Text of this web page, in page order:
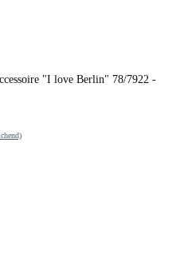
"I love Berlin" 78/7922 -